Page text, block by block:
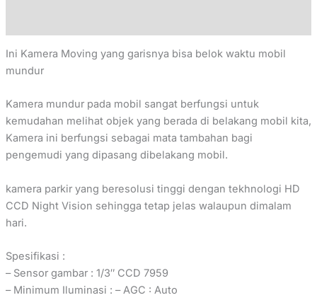
Ini Kamera Moving yang garisnya bisa belok waktu mobil
mundur
Kamera mundur pada mobil sangat berfungsi untuk
kemudahan melihat objek yang berada di belakang mobil kita,
Kamera ini berfungsi sebagai mata tambahan bagi
pengemudi yang dipasang dibelakang mobil.
kamera parkir yang beresolusi tinggi dengan tekhnologi HD
CCD Night Vision sehingga tetap jelas walaupun dimalam
hari.
Spesifikasi :
– Sensor gambar : 1/3″ CCD 7959
– Minimum Iluminasi : – AGC : Auto